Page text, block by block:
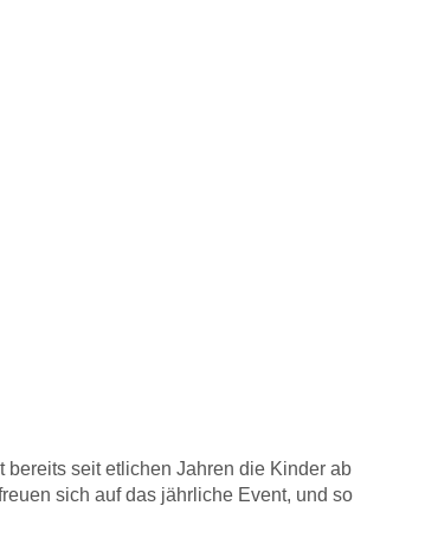
seit etlichen Jahren die Kinder ab
sich auf das jährliche Event, und so